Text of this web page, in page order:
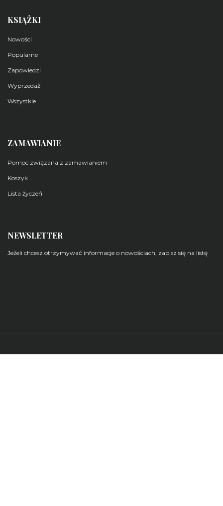
KSIĄŻKI
Nowości
Popularne
Zapowiedzi
Wyprzedaż
Wszystkie
ZAMAWIANIE
Pomoc związana z zamawianiem
Koszyk
Lista życzeń
NEWSLETTER
Jeżeli chcesz otrzymywać informacje o nowościach, zapisz się na listę